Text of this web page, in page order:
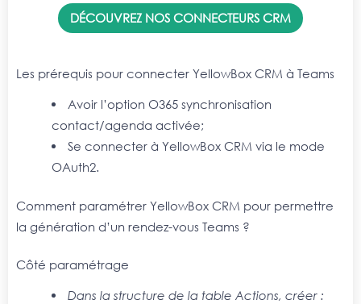
DÉCOUVREZ NOS CONNECTEURS CRM
Les prérequis pour connecter YellowBox CRM à Teams
Avoir l’option O365 synchronisation
contact/agenda activée;
Se connecter à YellowBox CRM via le mode
OAuth2.
Comment paramétrer YellowBox CRM pour permettre
la génération d’un rendez-vous Teams ?
Côté paramétrage
Dans la structure de la table Actions, créer :